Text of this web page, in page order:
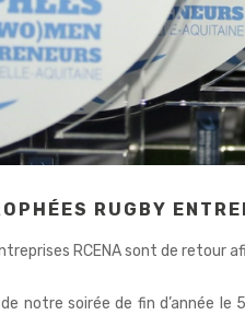
RUGBY
RCENA sont de retour
notre soirée de fin d’année le